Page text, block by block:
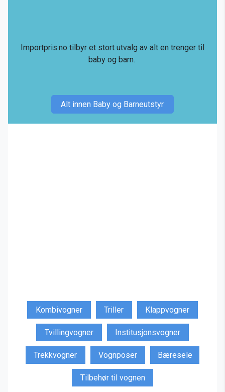
Importpris.no tilbyr et stort utvalg av alt en trenger til
baby og barn.
Alt innen Baby og Barneutstyr
Kombivogner Triller Klappvogner
Tvillingvogner Institusjonsvogner
Trekkvogner Vognposer Bæresele
Tilbehør til vognen